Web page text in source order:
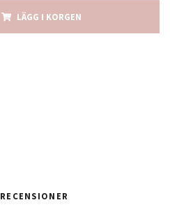
LÄGG I KORGEN
RECENSIONER